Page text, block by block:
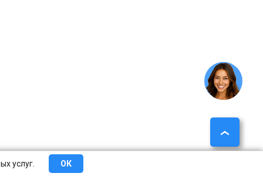
услуг. ОК